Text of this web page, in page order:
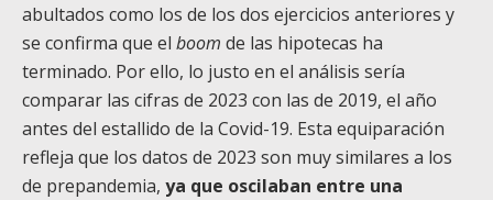
abultados como los de los dos ejercicios anteriores y
se confirma que el boom de las hipotecas ha
terminado. Por ello, lo justo en el análisis sería
comparar las cifras de 2023 con las de 2019, el año
antes del estallido de la Covid-19. Esta equiparación
refleja que los datos de 2023 son muy similares a los
de prepandemia, ya que oscilaban entre una